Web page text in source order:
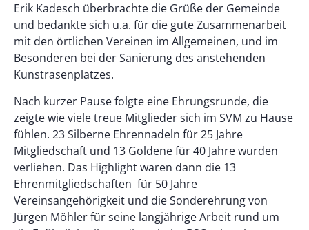
Erik Kadesch überbrachte die Grüße der Gemeinde
und bedankte sich u.a. für die gute Zusammenarbeit
mit den örtlichen Vereinen im Allgemeinen, und im
Besonderen bei der Sanierung des anstehenden
Kunstrasenplatzes.
Nach kurzer Pause folgte eine Ehrungsrunde, die
zeigte wie viele treue Mitglieder sich im SVM zu Hause
fühlen. 23 Silberne Ehrennadeln für 25 Jahre
Mitgliedschaft und 13 Goldene für 40 Jahre wurden
verliehen. Das Highlight waren dann die 13
Ehrenmitgliedschaften für 50 Jahre
Vereinsangehörigkeit und die Sonderehrung von
Jürgen Möhler für seine langjährige Arbeit rund um